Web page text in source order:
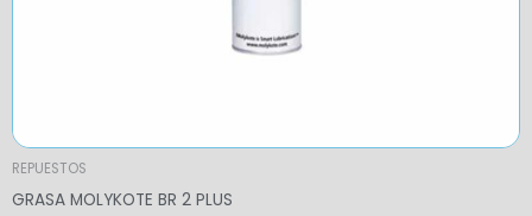
REPUESTOS
GRASA MOLYKOTE BR 2 PLUS